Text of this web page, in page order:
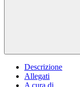
Descrizione
Allegati
A cura di